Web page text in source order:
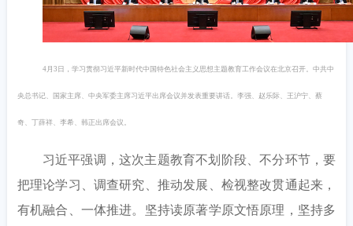
4月3日，学习贯彻习近平新时代中国特色社会主义思想主题教育工作会议在北京召开。中共中
央总书记、国家主席、中央军委主席习近平出席会议并发表重要讲话。李强、赵乐际、王沪宁、蔡
奇、丁薛祥、李希、韩正出席会议。
习近平强调，这次主题教育不划阶段、不分环节，要
把理论学习、调查研究、推动发展、检视整改贯通起来，
有机融合、一体推进。坚持读原著学原文悟原理，坚持多